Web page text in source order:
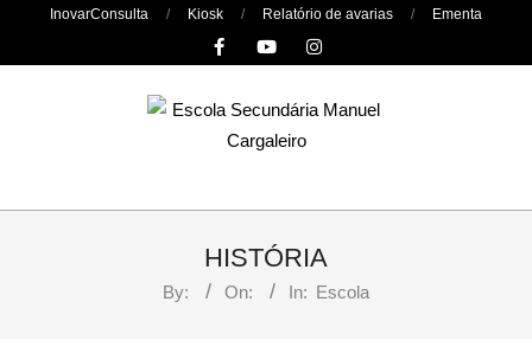
InovarConsulta Kiosk Relatório de avarias Ementa
Primary
HISTÓRIA
By: On: In: Escola